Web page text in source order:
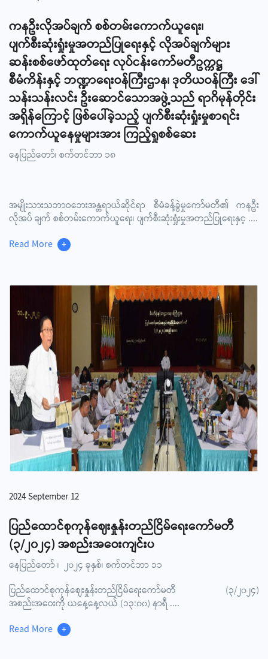
ကနဦးလိုအပ်ချက် စစ်တမ်းကောက်ယူရေး၊
ပျက်စီးဆုံးရှုံးမှုအတည်ပြုရေးနှင့် လိုအပ်ချက်များ
ဆန်းစစ်ဖော်ထုတ်ရေး လုပ်ငန်းကော်မတီဥက္ကဋ္ဌ
စီမံကိန်းနှင့် ဘဏ္ဍာရေးဝန်ကြီးဌာန၊ ဒုတိယဝန်ကြီး ဒေါ်
သန်းသန်းလင်း ဦးဆောင်သောအဖွဲ့သည် ရာဂိမုန်တိုင်း
အရှိန်ကြောင့် ဖြစ်ပေါ်ခဲ့သည့် ပျက်စီးဆုံးရှုံးမှုစာရင်း
ကောက်ယူနေမှုများအား ကြည့်ရှုစစ်ဆေး
နေပြည်တော်၊ စက်တင်ဘာ ၁၈
အမျိုးသားသဘာဝဘေးအန္တရာယ်ဆိုင်ရာ စီမံခန့်ခွဲမှုကော်မတီ၏ ကနဦး
လိုအပ် ချက် စစ်တမ်းကောက်ယူရေး၊ ပျက်စီးဆုံးရှုံးမှုအတည်ပြုရေးနှင့ ....
Read More +
2024 September 12
ပြည်ထောင်စုကုန်ဈေးနှုန်းတည်ငြိမ်ရေးကော်မတီ
(၃/၂၀၂၄) အစည်းအဝေးကျင်းပ
နေပြည်တော် ၊ ၂၀၂၄ ခုနှစ်၊ စက်တင်ဘာ ၁၁
ပြည်ထောင်စုကုန်ဈေးနှုန်းတည်ငြိမ်ရေးကော်မတီ (၃/၂၀၂၄)
အစည်းအဝေးကို ယနေ့နေ့လယ် (၁၃:၀၀) နာရီ ....
Read More +